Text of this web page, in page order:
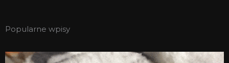
Popularne wpisy